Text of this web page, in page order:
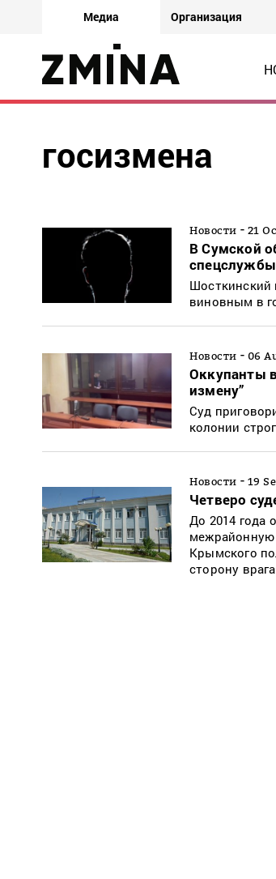
Медиа Организация
госизмена
Новости - 21
В Сумской
Шосткинский
виновным в
Новости - 06
Оккупанты
измену”
Суд
колонии
Новости - 19
Четверо
До 2014 года
межрайонную
Крымского
сторону врага